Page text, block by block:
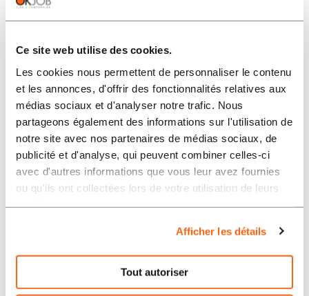
Ce site web utilise des cookies.
Les cookies nous permettent de personnaliser le contenu
et les annonces, d'offrir des fonctionnalités relatives aux
médias sociaux et d'analyser notre trafic. Nous
partageons également des informations sur l'utilisation de
notre site avec nos partenaires de médias sociaux, de
publicité et d'analyse, qui peuvent combiner celles-ci
avec d'autres informations que vous leur avez fournies
ou qu'ils ont collectées lors de votre utilisation de leurs
Afficher les détails
Tout autoriser
RECEVOIR LES ALERTES
RÉGIONS
SECTEURS